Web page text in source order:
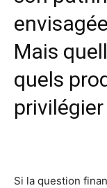
Mais
quels
privilégier
Si la question